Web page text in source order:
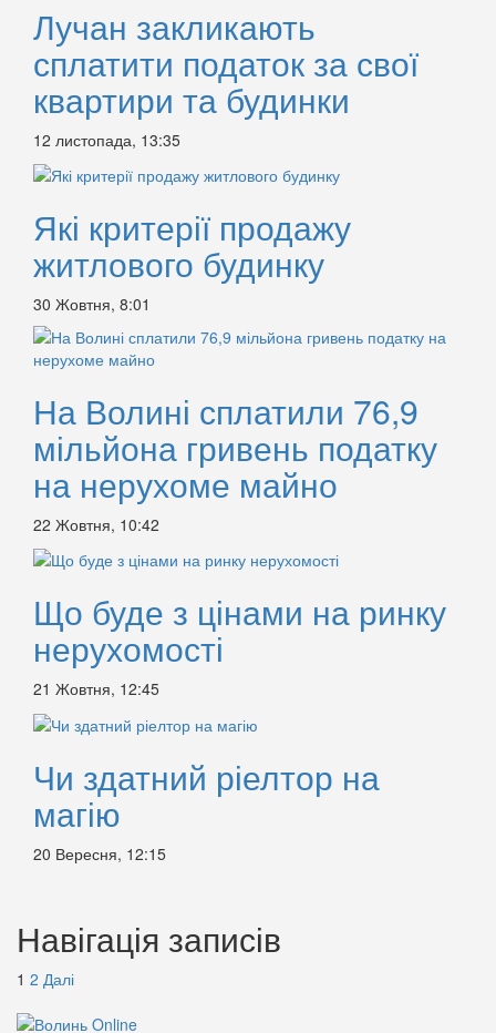
Лучан закликають
сплатити податок за свої
квартири та будинки
12 листопада, 13:35
Які критерії продажу
житлового будинку
30 Жовтня, 8:01
На Волині сплатили 76,9
мільйона гривень податку
на нерухоме майно
22 Жовтня, 10:42
Що буде з цінами на ринку
нерухомості
21 Жовтня, 12:45
Чи здатний ріелтор на
магію
20 Вересня, 12:15
Навігація записів
1 2 Далі